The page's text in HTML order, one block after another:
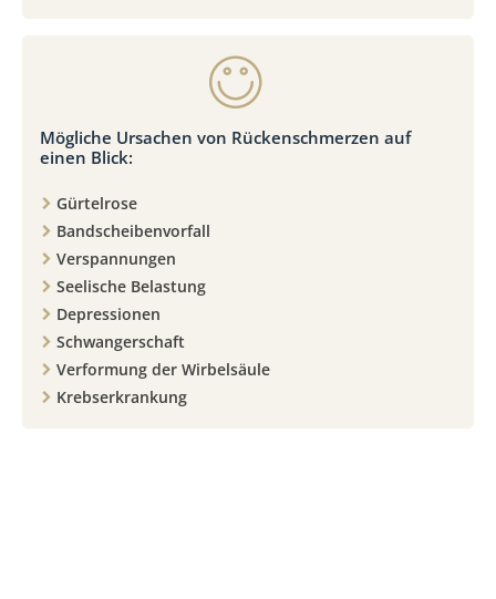
Mögliche Ursachen von Rückenschmerzen auf
einen Blick:
Gürtelrose
Bandscheibenvorfall
Verspannungen
Seelische Belastung
Depressionen
Schwangerschaft
Verformung der Wirbelsäule
Krebserkrankung